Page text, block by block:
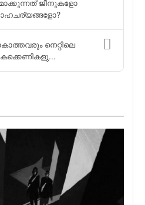
ജീനുകളോ
നെറ്റിലെ